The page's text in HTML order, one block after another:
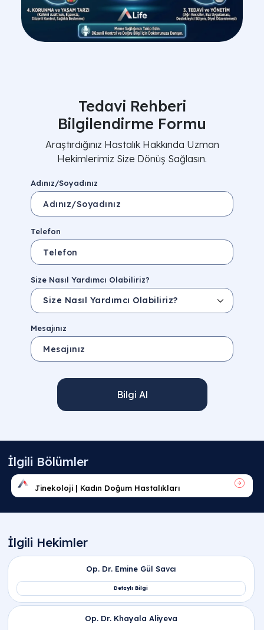
Tedavi Rehberi
Bilgilendirme Formu
Araştırdığınız Hastalık Hakkında Uzman
Hekimlerimiz Size Dönüş Sağlasın.
Adınız/Soyadınız
Telefon
Size Nasıl Yardımcı Olabiliriz?
Mesajınız
Bilgi Al